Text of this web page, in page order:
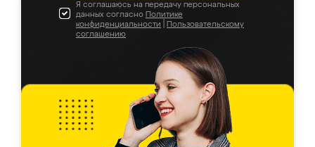
Я соглашаюсь на передачу персональных
данных согласно Политике
конфиденциальности
Пользовательскому
соглашению